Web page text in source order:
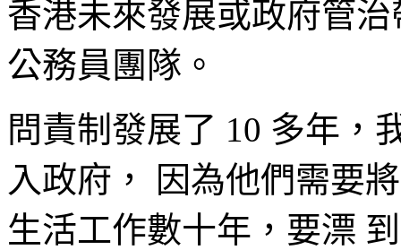
香港未來發展或政府管
公務員團隊。
問責制發展了 10 多年，
入政府， 因為他們需要
生活工作數十年，要漂